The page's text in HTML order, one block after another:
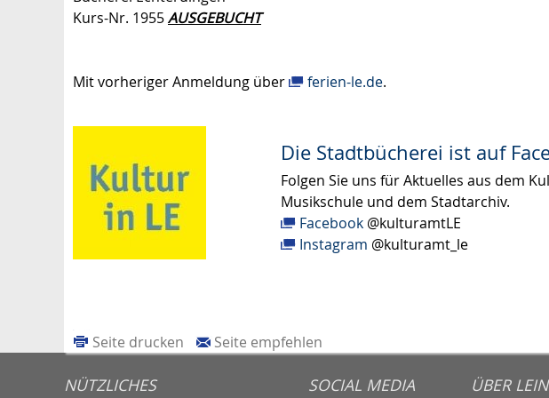
Kurs-Nr. 1955AUSGEBUCHT
Mit vorheriger Anmeldung über ferien-le.de.
Die Stadtbücherei ist auf
Folgen Sie uns für Aktuelles aus dem
Musikschule und dem Stadtarchiv.
Facebook @kulturamtLE
Instagram @kulturamt_le
Seite drucken Seite empfehlen
NÜTZLICHES SOCIAL MEDIA ÜBER